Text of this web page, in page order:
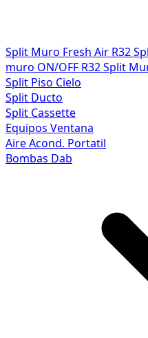
Split Muro Fresh Air R32
muro ON/OFF R32Split
Split Piso Cielo
Split Ducto
Split Cassette
Equipos Ventana
Aire Acond. Portatil
Bombas Dab